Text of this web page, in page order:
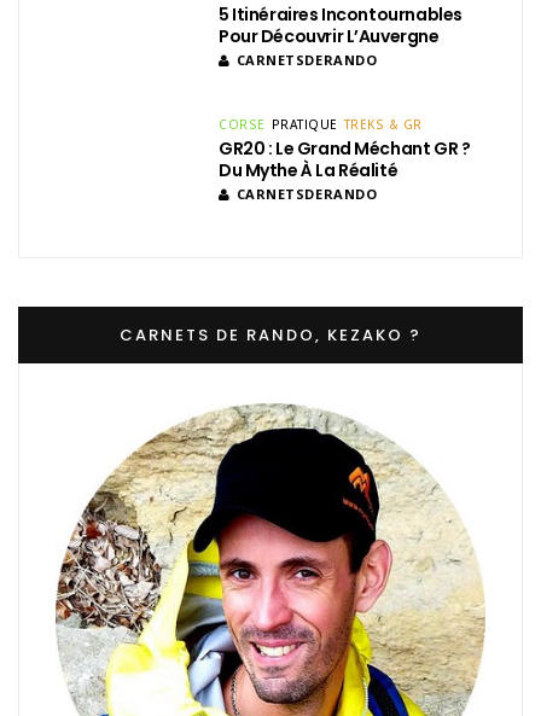
GR20 : Le Grand Méchant GR ?
Du Mythe À La Réalité
CARNETSDERANDO
CARNETS DE RANDO, KEZAKO ?